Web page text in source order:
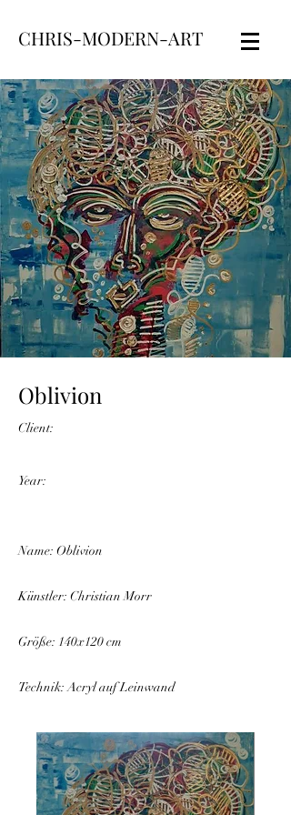
CHRIS-MODERN-ART
Oblivion
Client:
Year:
Name: Oblivion
Künstler: Christian Morr
Größe: 140x120 cm
Technik: Acryl auf Leinwand